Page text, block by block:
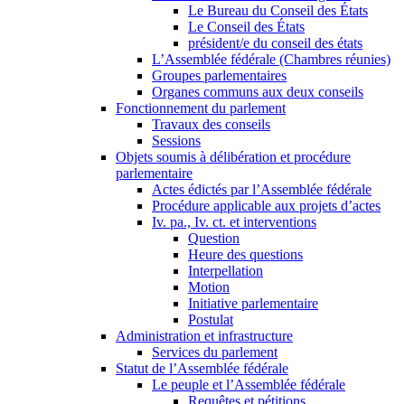
Le Bureau du Conseil des États
Le Conseil des États
président/e du conseil des états
L’Assemblée fédérale (Chambres réunies)
Groupes parlementaires
Organes communs aux deux conseils
Fonctionnement du parlement
Travaux des conseils
Sessions
Objets soumis à délibération et procédure
parlementaire
Actes édictés par l’Assemblée fédérale
Procédure applicable aux projets d’actes
Iv. pa., Iv. ct. et interventions
Question
Heure des questions
Interpellation
Motion
Initiative parlementaire
Postulat
Administration et infrastructure
Services du parlement
Statut de l’Assemblée fédérale
Le peuple et l’Assemblée fédérale